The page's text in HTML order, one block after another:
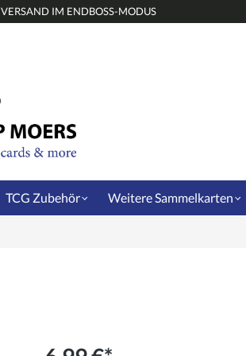
VERSAND IM ENDBOSS-MODUS
TCG Zubehör Weitere Sammelkarten